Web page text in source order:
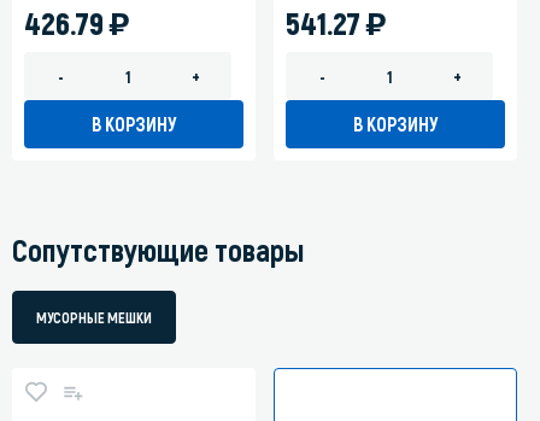
426.79)
- +
В КОРЗИНУ
541.27)
- +
В КОРЗИНУ
Сопутствующие товары
МУСОРНЫЕ МЕШКИ